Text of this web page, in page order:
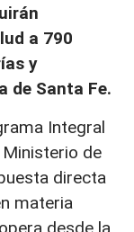
a 790
y
de Santa Fe.
Integral
de
directa
materia
desde la